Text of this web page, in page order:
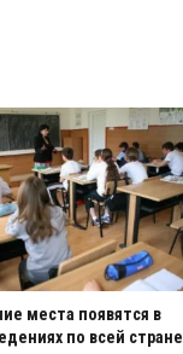
места появятся в
по всей стране